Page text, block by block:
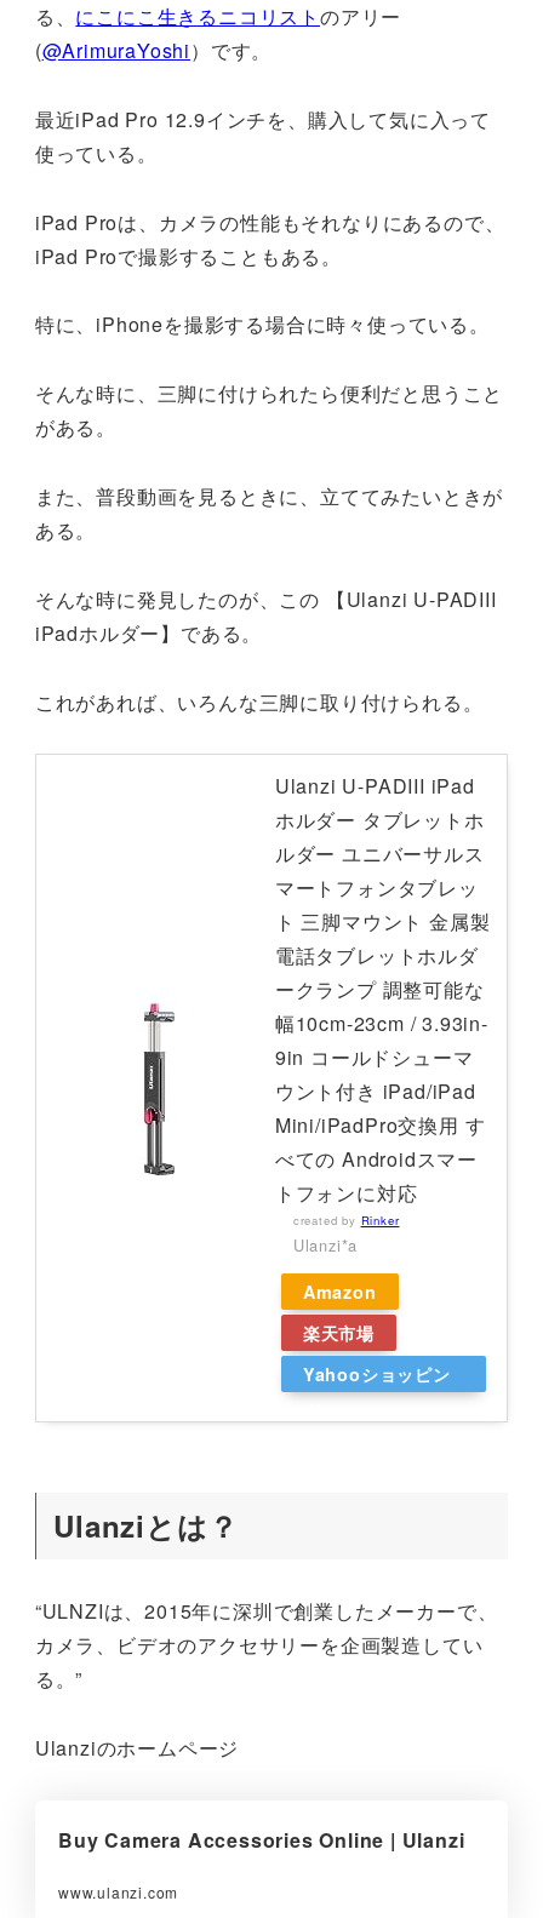
る、 にこにこ生きるニコリストのアリー
(@ArimuraYoshi）です。
最近iPad Pro 12.9インチを、購入して気に入って
使っている。
iPad Proは、カメラの性能もそれなりにあるので、
iPad Proで撮影することもある。
特に、iPhoneを撮影する場合に時々使っている。
そんな時に、三脚に付けられたら便利だと思うこと
がある。
また、普段動画を見るときに、立ててみたいときが
ある。
そんな時に発見したのが、この 【Ulanzi U-PADIII
iPadホルダー】である。
これがあれば、いろんな三脚に取り付けられる。
Ulanzi U-PADIII iPad
ホルダー タブレットホ
ルダー ユニバーサルス
マートフォンタブレッ
ト 三脚マウント 金属製
電話タブレットホルダ
ークランプ 調整可能な
幅10cm-23cm / 3.93in-
9in コールドシューマ
ウント付き iPad/iPad
Mini/iPadPro交換用 す
べての Androidスマー
トフォンに対応
created by Rinker
Ulanzi*a
Amazon
楽天市場
Yahooショッピン
Ulanziとは？
“ULNZIは、2015年に深圳で創業したメーカーで、
カメラ、ビデオのアクセサリーを企画製造してい
る。”
Ulanziのホームページ
Buy Camera Accessories Online | Ulanzi
www.ulanzi.com